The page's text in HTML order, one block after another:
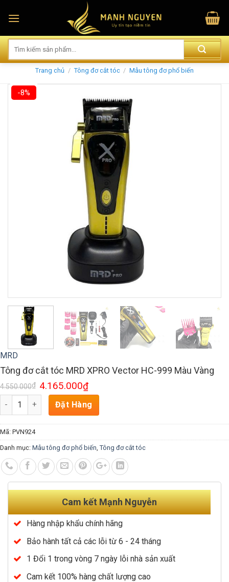
Trang chủ / Tông đơ cắt tóc / Mẫu tông đơ phổ biến
-8%
MRD
Tông đơ cắt tóc MRD XPRO Vector HC-999 Màu Vàng
4.550.000₫ 4.165.000₫
Số lượng Đặt Hàng
Mã: PVN924
Danh mục: Mẫu tông đơ phổ biến Tông đơ cắt tóc
Cam kết Mạnh Nguyễn
Hàng nhập khẩu chính hãng
Bảo hành tất cả các lỗi từ 6 - 24 tháng
1 Đổi 1 trong vòng 7 ngày lỗi nhà sản xuất
Cam kết 100% hàng chất lượng cao